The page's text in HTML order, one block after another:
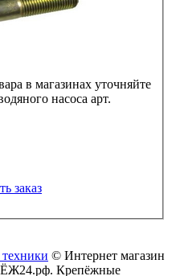
в магазинах уточняйте
насоса арт.
заказ
© Интернет магазин
Крепёжные